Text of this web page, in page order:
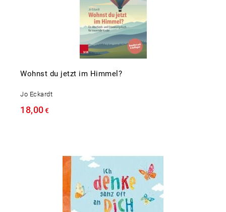
Wohnst du jetzt im Himmel?
Jo Eckardt
18,00€